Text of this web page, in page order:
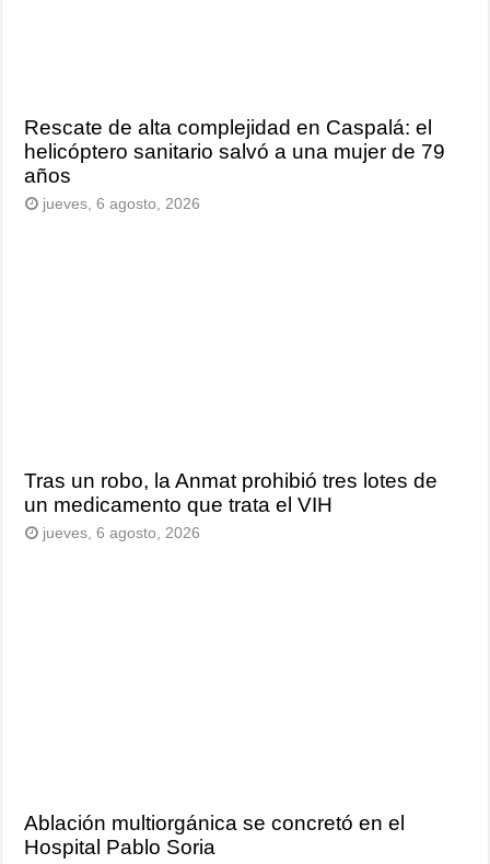
Rescate de alta complejidad en Caspalá: el
helicóptero sanitario salvó a una mujer de 79
años
jueves, 6 agosto, 2026
Tras un robo, la Anmat prohibió tres lotes de
un medicamento que trata el VIH
jueves, 6 agosto, 2026
Ablación multiorgánica se concretó en el
Hospital Pablo Soria